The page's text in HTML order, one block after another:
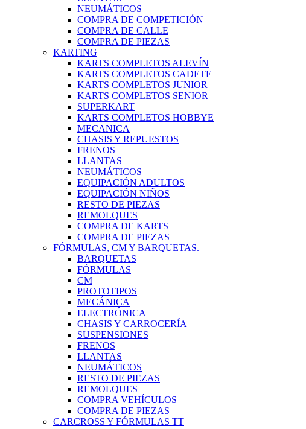
NEUMÁTICOS
COMPRA DE COMPETICIÓN
COMPRA DE CALLE
COMPRA DE PIEZAS
KARTING
KARTS COMPLETOS ALEVÍN
KARTS COMPLETOS CADETE
KARTS COMPLETOS JUNIOR
KARTS COMPLETOS SENIOR
SUPERKART
KARTS COMPLETOS HOBBYE
MECANICA
CHASIS Y REPUESTOS
FRENOS
LLANTAS
NEUMÁTICOS
EQUIPACIÓN ADULTOS
EQUIPACIÓN NIÑOS
RESTO DE PIEZAS
REMOLQUES
COMPRA DE KARTS
COMPRA DE PIEZAS
FÓRMULAS, CM Y BARQUETAS.
BARQUETAS
FÓRMULAS
CM
PROTOTIPOS
MECÁNICA
ELECTRÓNICA
CHASIS Y CARROCERÍA
SUSPENSIONES
FRENOS
LLANTAS
NEUMÁTICOS
RESTO DE PIEZAS
REMOLQUES
COMPRA VEHÍCULOS
COMPRA DE PIEZAS
CARCROSS Y FÓRMULAS TT